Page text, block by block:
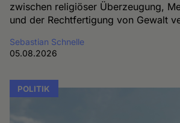
zwischen religiöser Überzeugung,
und der Rechtfertigung von Gewalt
Sebastian Schnelle
05.08.2026
POLITIK